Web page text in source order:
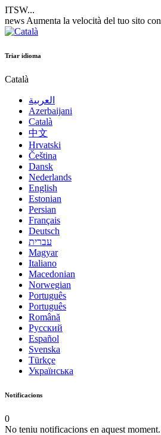
ITSW...
news Aumenta la velocità del tuo sito
Triar idioma
Català
العربية
Azerbaijani
Català
中文
Hrvatski
Čeština
Dansk
Nederlands
English
Estonian
Persian
Français
Deutsch
עברית
Magyar
Italiano
Macedonian
Norwegian
Português
Português
Română
Русский
Español
Svenska
Türkçe
Українська
Notificacions
0
No teniu notificacions en aquest moment.